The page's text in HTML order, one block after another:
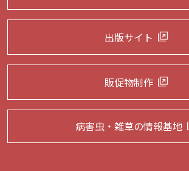
出版サイト
販促物制作
病害虫・雑草の情報基地